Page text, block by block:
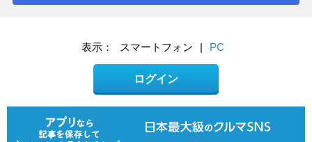
表示： スマートフォン | PC
ログイン